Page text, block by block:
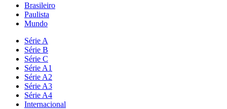
Brasileiro
Paulista
Mundo
Série A
Série B
Série C
Série A1
Série A2
Série A3
Série A4
Internacional